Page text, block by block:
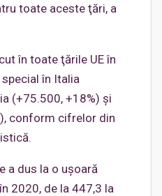
toate aceste ţări, a
în toate ţările UE în
în Italia
(+75.500, +18%) şi
conform cifrelor din
a dus la o uşoară
2020, de la 447,3 la